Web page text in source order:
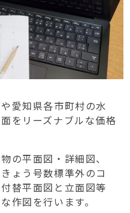
愛知県各市町村の水
をリーズナブルな価格
の平面図・詳細図、
ょう号数標準外のコ
替平面図と立面図等
作図を行います。